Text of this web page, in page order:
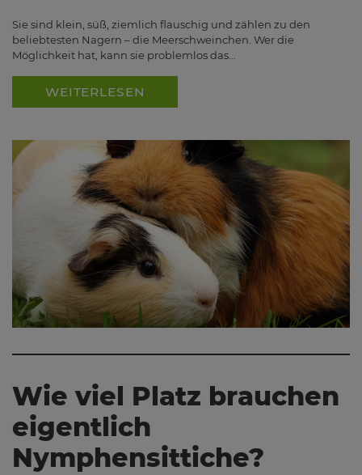
Sie sind klein, süß, ziemlich flauschig und zählen zu den
beliebtesten Nagern – die Meerschweinchen. Wer die
Möglichkeit hat, kann sie problemlos das…
WEITERLESEN
Wie viel Platz brauchen
eigentlich
Nymphensittiche?